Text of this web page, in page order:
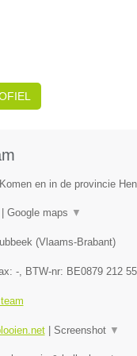
en in de provincie
Google maps ▼
(Vlaams-Brabant)
-, BTW-nr: BE0879 212
| Screenshot ▼